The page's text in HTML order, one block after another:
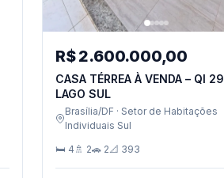
R$ 2.600.000,00
CASA TÉRREA À VENDA – QI 29,
LAGO SUL
Brasília/DF · Setor de Habitações
Individuais Sul
🛏 4 🚿 2🚗 2📐 393